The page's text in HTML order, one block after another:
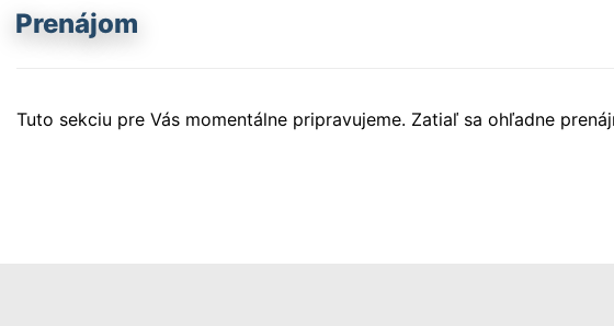
Prenájom
Tuto sekciu pre Vás momentálne pripravujeme. Zatiaľ sa ohľadne